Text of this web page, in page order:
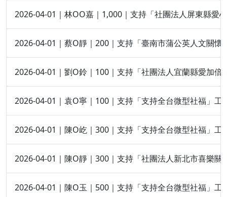
2026-04-01｜林OO嘉｜1,000｜支持「社團法人屏東縣愛
2026-04-01｜蔡O靜｜200｜支持「臺南市蒲公英人文關懷
2026-04-01｜劉O鈴｜100｜支持「社團法人宜蘭縣愛加倍
2026-04-01｜袁O寧｜100｜支持「支持全台微型社福」工
2026-04-01｜陳O屹｜300｜支持「支持全台微型社福」工
2026-04-01｜陳O靜｜300｜支持「社團法人新北市喜樂關
2026-04-01｜陳O玉｜500｜支持「支持全台微型社福」工